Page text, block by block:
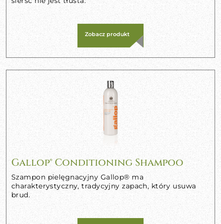
Zobacz produkt
Gallop® Conditioning Shampoo
Szampon pielęgnacyjny Gallop® ma
charakterystyczny, tradycyjny zapach, który usuwa
brud.